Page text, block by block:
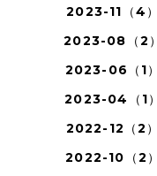
2023-11（4）
2023-08（2）
2023-06（1）
2023-04（1）
2022-12（2）
2022-10（2）